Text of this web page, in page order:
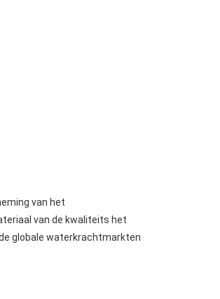
van het
van de kwaliteits het
globale waterkrachtmarkten